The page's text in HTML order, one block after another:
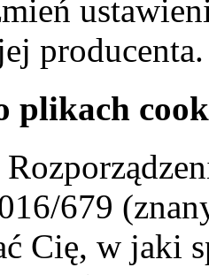
producenta.
plikach
679
Cię, w jaki